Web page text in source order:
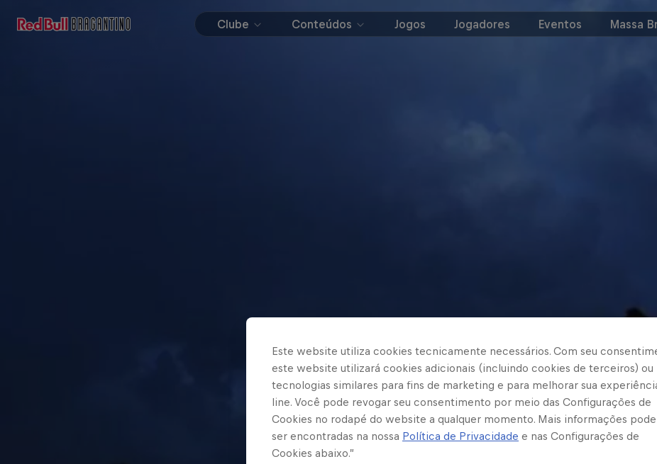
Clube Conteúdos Jogos Jogadores Eventos Massa
Este website utiliza cookies tecnicamente necessários. Com seu
este website utilizará cookies adicionais (incluindo cookies de terceiros) ou
tecnologias similares para fins de marketing e para melhorar sua
line. Você pode revogar seu consentimento por meio das Configurações de
Cookies no rodapé do website a qualquer momento. Mais informações
ser encontradas na nossa Política de Privacidade e nas Configurações de
Cookies abaixo.”